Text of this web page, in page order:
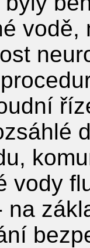
vodě,
vody
na